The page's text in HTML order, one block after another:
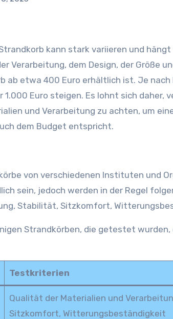
Verarbeitung, dem Design, der Größe
ab etwa 400 Euro erhältlich ist. Je
1.000 Euro steigen. Es lohnt sich daher,
und Verarbeitung zu achten, um
dem Budget entspricht.
von verschiedenen Instituten und
sein, jedoch werden in der Regel
Stabilität, Sitzkomfort,
Strandkörben, die getestet
Testkriterien
Qualität der Materialien und
Sitzkomfort, Witterungsbeständigkeit